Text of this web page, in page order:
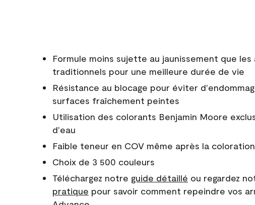
Formule moins sujette au jaunissement que les
traditionnels pour une meilleure durée de vie
Résistance au blocage pour éviter
surfaces fraîchement peintes
Utilisation des colorants Benjamin Moore
d'eau
Faible teneur en COV même après la coloration
Choix de 3 500 couleurs
Téléchargez notre guide détaillé ou regardez
pratique pour savoir comment repeindre vos